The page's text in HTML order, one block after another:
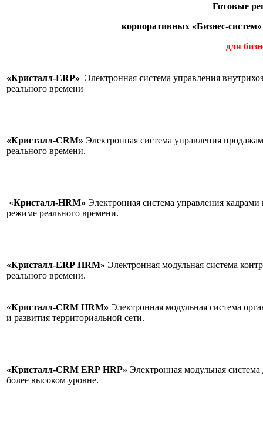
Готовые
корпоративных «Бизнес-
для
«Кристалл-ERP» Электронная система управления
реального времени
«Кристалл-CRM» Электронная система управления
реального
«Кристалл-HRM» Электронная система управления
режиме реального
«Кристалл-ERP HRM» Электронная модульная система
реального
«Кристалл-CRM HRM» Электронная модульная система
и развития территориальной сети.
«Кристалл-CRM ERP HRP» Электронная модульная
более высоком уровне.